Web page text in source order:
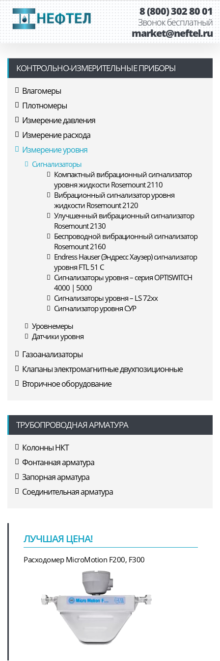
8 (800) 302 80 01
Звонок бесплатный
market@neftel.ru
КОНТРОЛЬНО-ИЗМЕРИТЕЛЬНЫЕ ПРИБОРЫ
Влагомеры
Плотномеры
Измерение давления
Измерение расхода
Измерение уровня
Сигнализаторы
Компактный вибрационный сигнализатор
уровня жидкости Rosemount 2110
Вибрационный сигнализатор уровня
жидкости Rosemount 2120
Улучшенный вибрационный сигнализатор
Rosemount 2130
Беспроводной вибрационный сигнализатор
Rosemount 2160
Endress Hauser (Эндресс Хаузер) сигнализатор
уровня FTL 51 C
Сигнализаторы уровня – серия OPTISWITCH
4000 | 5000
Сигнализаторы уровня – LS 72xx
Сигнализатор уровня СУР
Уровнемеры
Датчики уровня
Газоанализаторы
Клапаны электромагнитные двухпозиционные
Вторичное оборудование
ТРУБОПРОВОДНАЯ АРМАТУРА
Колонны НКТ
Фонтанная арматура
Запорная арматура
Соединительная арматура
ЛУЧШАЯ ЦЕНА!
Расходомер MicroMotion F200, F300